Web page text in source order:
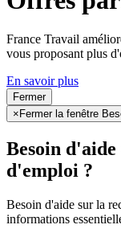
France Travail
vous proposant plus
En savoir plus
Fermer
× Fermer la fenêtre
Besoin
d'emploi ?
Besoin d'aide sur la
informations